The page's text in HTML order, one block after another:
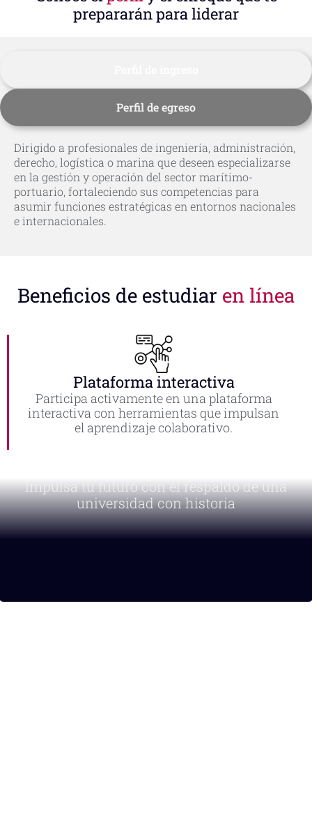
prepararán para liderar
Perfil de egreso
Dirigido a profesionales de ingeniería, administración,
derecho, logística o marina que deseen especializarse
en la gestión y operación del sector marítimo-
portuario, fortaleciendo sus competencias para
asumir funciones estratégicas en entornos nacionales
e internacionales.
Beneficios de estudiar en línea
Plataforma interactiva
Participa activamente en una plataforma
interactiva con herramientas que impulsan
el aprendizaje colaborativo.
Impulsa tu futuro con el respaldo de una
universidad con historia